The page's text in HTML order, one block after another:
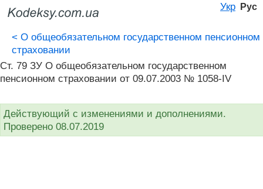
Укр Рус
< О общеобязательном государственном пенсионном
страховании
Ст. 79 ЗУ О общеобязательном государственном
пенсионном страховании от 09.07.2003 № 1058-IV
Действующий с изменениями и дополнениями.
Проверено 08.07.2019